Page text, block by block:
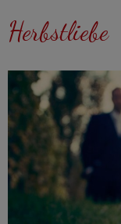
Herbstliebe